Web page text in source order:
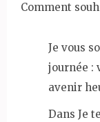
Comment
Je vous
journée :
avenir
Dans Je